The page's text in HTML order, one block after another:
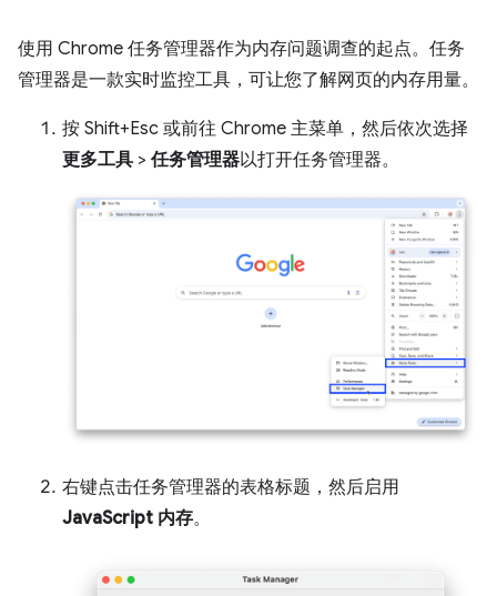
使用 Chrome 任务管理器作为内存问题调查的起点。任务
管理器是一款实时监控工具，可让您了解网页的内存用量。
按 Shift+Esc 或前往 Chrome 主菜单，然后依次选择
更多工具 > 任务管理器以打开任务管理器。
右键点击任务管理器的表格标题，然后启用
JavaScript 内存。